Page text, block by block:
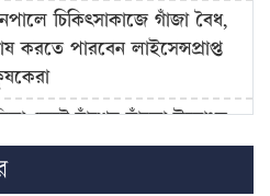
চিকিৎসাকাজে গাঁজা বৈধ,
করতে পারবেন লাইসেন্সপ্রাপ্ত
কেটে বাঁশের সাঁকো উদ্বোধন
নেতার, সমালোচনার ঝড়